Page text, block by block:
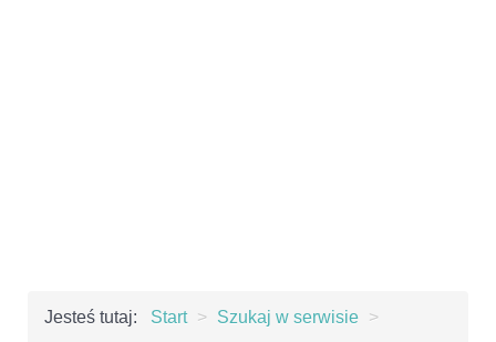
Jesteś tutaj: Start > Szukaj w serwisie >